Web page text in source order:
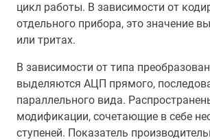
цикл работы. В зависимости от
отдельного прибора, это значение
или тритах.
В зависимости от типа
выделяются АЦП прямого,
параллельного вида.
модификации, сочетающие в себе
ступеней. Показатель